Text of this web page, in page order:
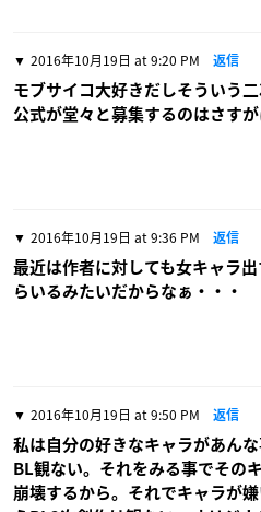
2016年10月19日 at 9:20 PM 返信
モブサイコ大好きだしそういう
公式が堂々と募集するのはさすが
2016年10月19日 at 9:36 PM 返信
最近は作者に対しても女キャラ
らいるみたいだからなぁ・・・
2016年10月19日 at 9:50 PM 返信
私は自分の好きなキャラがあん
BL観ない。それをみる事でその
崩壊するから。それでキャラが